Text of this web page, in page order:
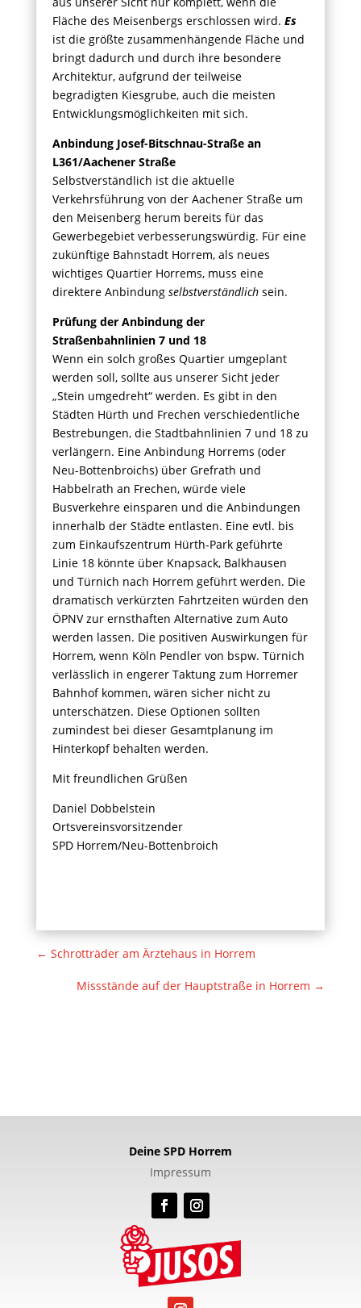
Fläche des Meisenbergs erschlossen wird. Es
ist die größte zusammenhängende Fläche und
bringt dadurch und durch ihre besondere
Architektur, aufgrund der teilweise
begradigten Kiesgrube, auch die meisten
Entwicklungsmöglichkeiten mit sich.
Anbindung Josef-Bitschnau-Straße an
L361/Aachener Straße
Selbstverständlich ist die aktuelle
Verkehrsführung von der Aachener Straße um
den Meisenberg herum bereits für das
Gewerbegebiet verbesserungswürdig. Für eine
zukünftige Bahnstadt Horrem, als neues
wichtiges Quartier Horrems, muss eine
direktere Anbindung selbstverständlichsein.
Prüfung der Anbindung der
Straßenbahnlinien 7 und 18
Wenn ein solch großes Quartier umgeplant
werden soll, sollte aus unserer Sicht jeder
„Stein umgedreht“ werden. Es gibt in den
Städten Hürth und Frechen verschiedentliche
Bestrebungen, die Stadtbahnlinien 7 und 18 zu
verlängern. Eine Anbindung Horrems (oder
Neu-Bottenbroichs) über Grefrath und
Habbelrath an Frechen, würde viele
Busverkehre einsparen und die Anbindungen
innerhalb der Städte entlasten. Eine evtl. bis
zum Einkaufszentrum Hürth-Park geführte
Linie 18 könnte über Knapsack, Balkhausen
und Türnich nach Horrem geführt werden. Die
dramatisch verkürzten Fahrtzeiten würden den
ÖPNV zur ernsthaften Alternative zum Auto
werden lassen. Die positiven Auswirkungen für
Horrem, wenn Köln Pendler von bspw. Türnich
verlässlich in engerer Taktung zum Horremer
Bahnhof kommen, wären sicher nicht zu
unterschätzen. Diese Optionen sollten
zumindest bei dieser Gesamtplanung im
Hinterkopf behalten werden.
Mit freundlichen Grüßen
Daniel Dobbelstein
Ortsvereinsvorsitzender
SPD Horrem/Neu-Bottenbroich
← Schrotträder am Ärztehaus in Horrem
Missstände auf der Hauptstraße in Horrem →
Deine SPD Horrem
Impressum